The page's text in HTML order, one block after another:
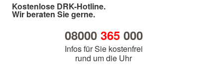
Kostenlose DRK-Hotline.
Wir beraten Sie gerne.
08000 365000
Infos für Sie kostenfrei
rund um die Uhr